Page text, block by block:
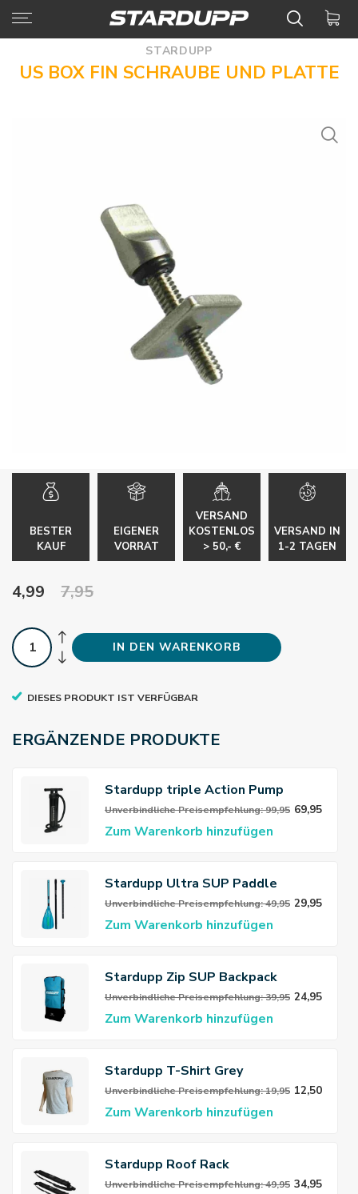
STARDUPP
US BOX FIN SCHRAUBE UND PLATTE
BESTER
KAUF
EIGENER
VORRAT
VERSAND
KOSTENLOS
> 50,- €
VERSAND IN
1-2 TAGEN
4,99 7,95
IN DEN WARENKORB
DIESES PRODUKT IST VERFÜGBAR
ERGÄNZENDE PRODUKTE
Stardupp triple Action Pump
Unverbindliche Preisempfehlung: 99,95 69,95
Zum Warenkorb hinzufügen
Stardupp Ultra SUP Paddle
Unverbindliche Preisempfehlung: 49,95 29,95
Zum Warenkorb hinzufügen
Stardupp Zip SUP Backpack
Unverbindliche Preisempfehlung: 39,95 24,95
Zum Warenkorb hinzufügen
Stardupp T-Shirt Grey
Unverbindliche Preisempfehlung: 19,95 12,50
Zum Warenkorb hinzufügen
Stardupp Roof Rack
Unverbindliche Preisempfehlung: 49,95 34,95